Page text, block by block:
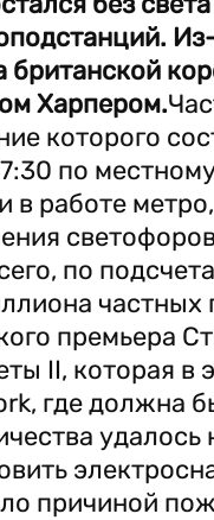
британской
Харпером.
которого
по
в работе
по
частных
премьера
II, которая в
где должна
причиной